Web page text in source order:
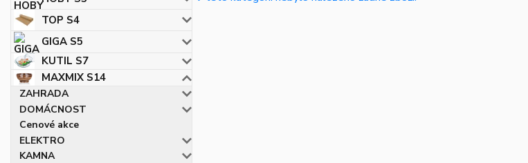
TOP S4
GIGA S5
KUTIL S7
MAXMIX S14
ZAHRADA
DOMÁCNOST
Cenové akce
ELEKTRO
KAMNA